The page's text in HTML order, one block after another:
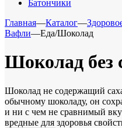
Батончики
Главная—Каталог—
Вафли—Еда/Шоколад
Шоколад без
Шоколад не содержащий
обычному шоколаду, он
и ни с чем не сравнимый
вредные для здоровья